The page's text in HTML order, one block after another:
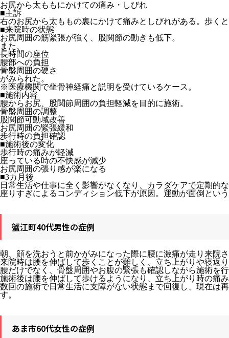
お尻から太ももにかけての痛み・しびれ
■主訴
右のお尻から太ももの裏にかけて痛みとしびれがある。歩く
■来院時の状態
お尻周囲の筋緊張が強く、股関節の動きも低下。
また、
長時間の座位
腰部への負担
骨盤周囲の硬さ
がみられた。
※医療機関で坐骨神経痛と説明を受けているケース。
■施術内容
腰からお尻、股関節周囲の負担軽減を目的に施術。
骨盤周囲の調整
股関節可動域改善
お尻周囲の緊張緩和
歩行時の負担確認
■施術後の変化
歩行時の痛みが軽減
座っている時の不快感が減少
お尻周囲の張り感が楽になる
■3カ月後
日常生活や仕事に全く影響がなくなり、カラダケアで定期的
座りすぎによるコンディション低下が原因。運動が面倒とい
蟹江町40代男性の症例
朝、顔を洗おうと前かがみになった際に腰に激痛が走り来院
来院時は腰を伸ばして歩くことが難しく、立ち上がりや寝返
腰だけでなく、骨盤周囲やお腹の緊張も確認しながら施術を
施術後は腰を伸ばして歩けるようになり、立ち上がり時の痛
数回の施術で日常生活に支障がない状態まで回復し、現在は
す。
あま市60代女性の症例